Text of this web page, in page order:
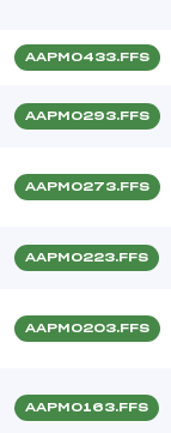
AAPM0433.FFS
AAPM0293.FFS
AAPM0273.FFS
AAPM0223.FFS
AAPM0203.FFS
AAPM0163.FFS